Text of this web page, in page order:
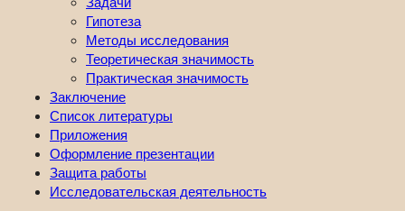
Гипотеза
Методы исследования
Теоретическая значимость
Практическая значимость
Заключение
Список литературы
Приложения
Оформление презентации
Защита работы
Исследовательская деятельность